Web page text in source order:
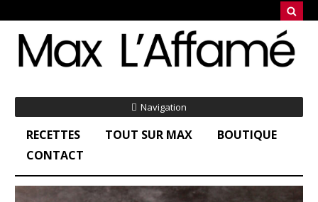
Navigation
RECETTES TOUT SUR MAX
BOUTIQUE
CONTACT